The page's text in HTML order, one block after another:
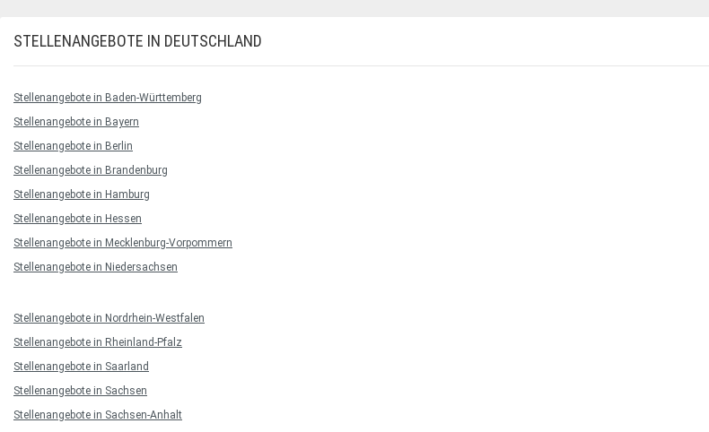
STELLENANGEBOTE IN DEUTSCHLAND
Stellenangebote in Baden-Württemberg
Stellenangebote in Bayern
Stellenangebote in Berlin
Stellenangebote in Brandenburg
Stellenangebote in Hamburg
Stellenangebote in Hessen
Stellenangebote in Mecklenburg-Vorpommern
Stellenangebote in Niedersachsen
Stellenangebote in Nordrhein-Westfalen
Stellenangebote in Rheinland-Pfalz
Stellenangebote in Saarland
Stellenangebote in Sachsen
Stellenangebote in Sachsen-Anhalt